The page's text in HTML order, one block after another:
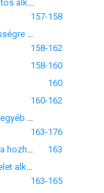
157-158
158-162
158-160
160
160-162
163-176
163
163-165